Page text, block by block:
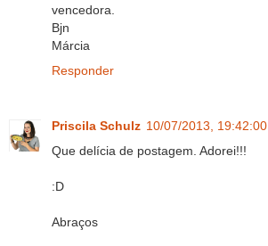
vencedora.
Bjn
Márcia
Responder
Priscila Schulz 10/07/2013, 19:42:00
Que delícia de postagem. Adorei!!!
:D
Abraços